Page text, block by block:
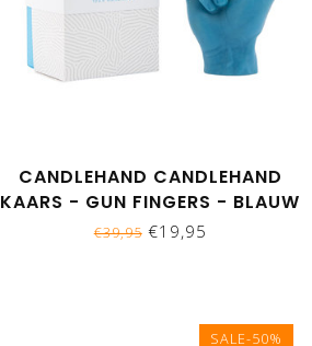
CANDLEHAND CANDLEHAND
KAARS - GUN FINGERS - BLAUW
€39,95€19,95
SALE-50%